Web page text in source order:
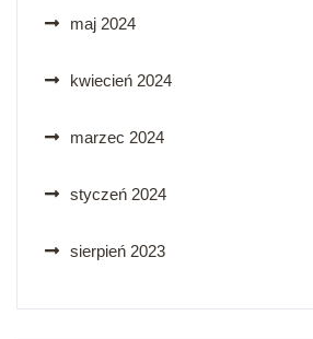
maj 2024
kwiecień 2024
marzec 2024
styczeń 2024
sierpień 2023